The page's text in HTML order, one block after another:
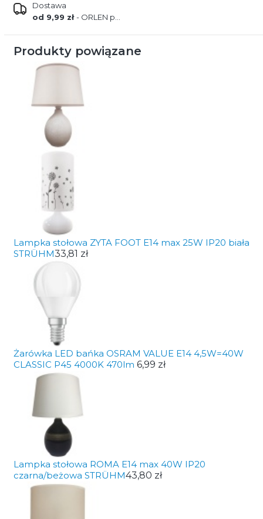
Dostawa
od 9,99 zł- ORLEN paczka
Produkty powiązane
Lampka stołowa ZYTA FOOT E14 max 25W IP20 biała
STRÜHM33,81 zł
Żarówka LED bańka OSRAM VALUE E14 4,5W=40W
CLASSIC P45 4000K 470lm 6,99 zł
Lampka stołowa ROMA E14 max 40W IP20
czarna/beżowa STRÜHM43,80 zł